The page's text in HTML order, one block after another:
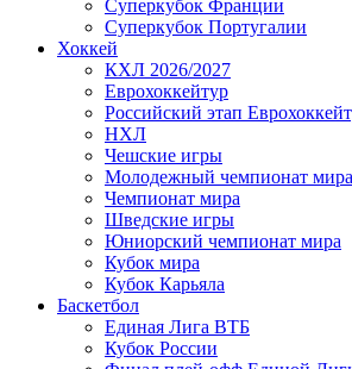
Суперкубок Франции
Суперкубок Португалии
Хоккей
КХЛ 2026/2027
Еврохоккейтур
Российский этап
НХЛ
Чешские игры
Молодежный чемпионат мира
Чемпионат мира
Шведские игры
Юниорский чемпионат мира
Кубок мира
Кубок Карьяла
Баскетбол
Единая Лига ВТБ
Кубок России